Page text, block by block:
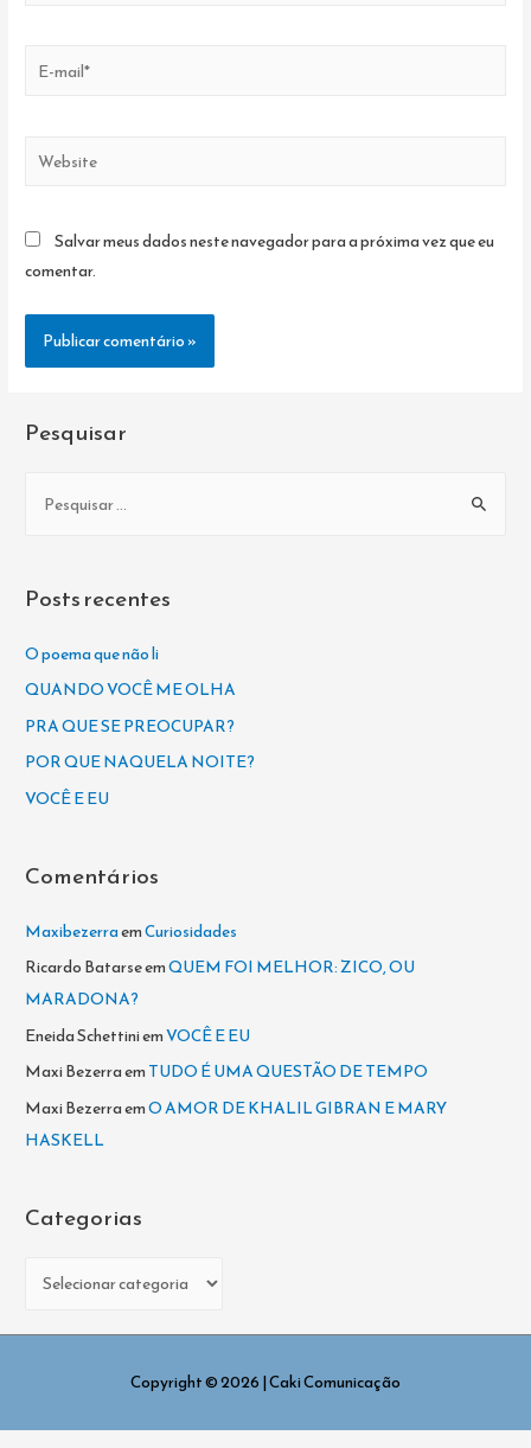
Website
Salvar meus dados neste navegador para a próxima vez que eu
comentar.
Pesquisar
i
s
p
o
:
Posts recentes
O poema que não li
QUANDO VOCÊ ME OLHA
PRA QUE SE PREOCUPAR?
POR QUE NAQUELA NOITE?
VOCÊ E EU
Comentários
MaxibezerraemCuriosidades
Ricardo BatarseemQUEM FOI MELHOR: ZICO, OU
MARADONA?
Eneida SchettiniemVOCÊ E EU
Maxi Bezerraem TUDO É UMA QUESTÃO DE TEMPO
Maxi BezerraemO AMOR DE KHALIL GIBRAN E MARY
HASKELL
Categorias
t
o
Copyright © 2026 | Caki Comunicação